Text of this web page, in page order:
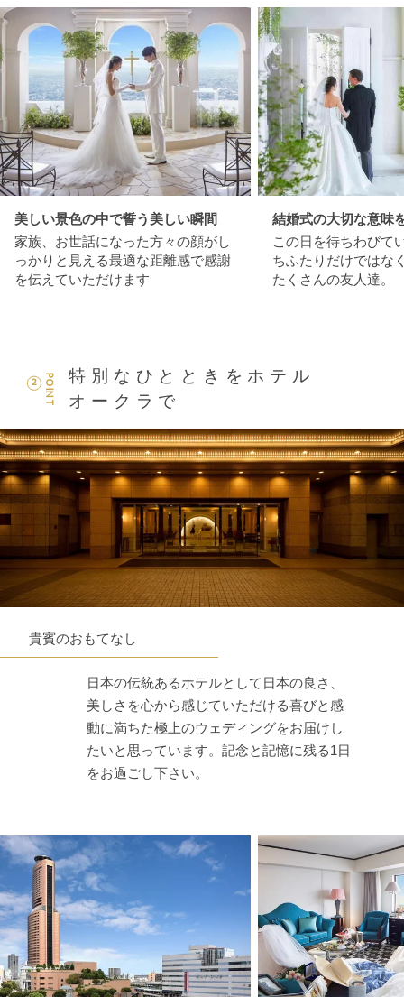
美しい景色の中で誓う美しい瞬間
家族、お世話になった方々の顔がし
っかりと見える最適な距離感で感謝
を伝えていただけます
結婚式の大切な意味
この日を待ちわびて
ちふたりだけではな
たくさんの友人達。
POINT
2
特別なひとときをホテル
オークラで
貴賓のおもてなし
日本の伝統あるホテルとして日本の良さ、
美しさを心から感じていただける喜びと感
動に満ちた極上のウェディングをお届けし
たいと思っています。記念と記憶に残る1日
をお過ごし下さい。